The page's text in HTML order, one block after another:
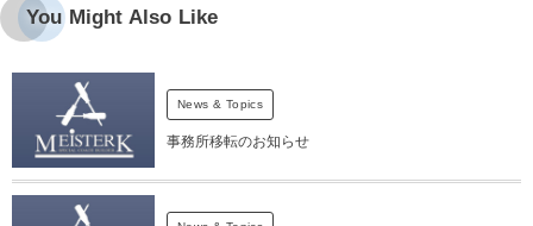
You Might Also Like
News & Topics
事務所移転のお知らせ